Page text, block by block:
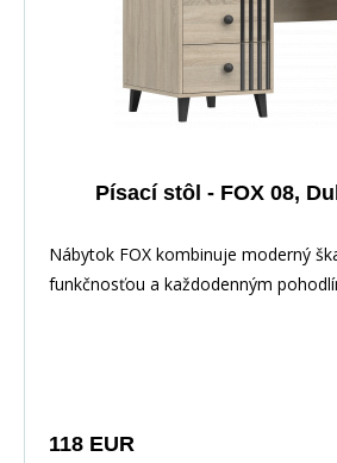
Písací stôl - FOX 08,
Nábytok FOX kombinuje moderný
funkčnosťou a každodenným
118 EUR